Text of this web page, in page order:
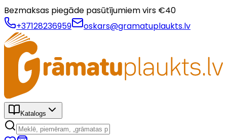
Bezmaksas piegāde pasūtījumiem virs €40
+37128236959
oskars@gramatuplaukts.lv
Katalogs